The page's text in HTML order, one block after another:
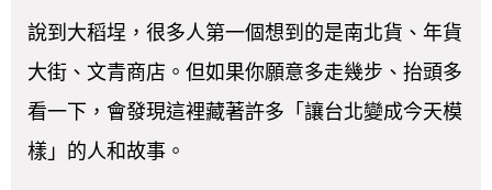
說到大稻埕，很多人第一個想到的是南北貨、年貨
大街、文青商店。但如果你願意多走幾步、抬頭多
看一下，會發現這裡藏著許多「讓台北變成今天模
樣」的人和故事。